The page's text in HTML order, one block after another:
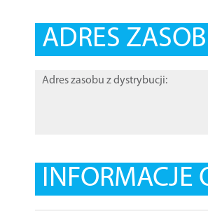
ADRES
Adres zasobu z dystrybucji:
INFORMACJE